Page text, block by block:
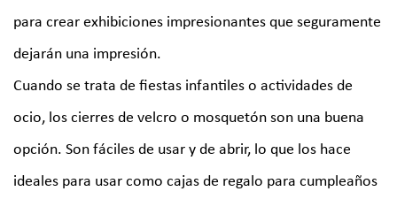
para crear exhibiciones impresionantes que seguramente
dejarán una impresión.
Cuando se trata de fiestas infantiles o actividades de
ocio, los cierres de velcro o mosquetón son una buena
opción. Son fáciles de usar y de abrir, lo que los hace
ideales para usar como cajas de regalo para cumpleaños